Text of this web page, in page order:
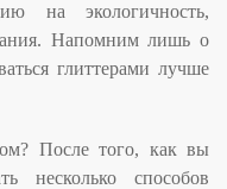
на экологичность,
Напомним лишь о
глиттерами лучше
После того, как вы
несколько способов